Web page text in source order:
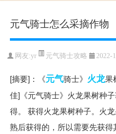
元气骑士怎么采摘作物
网友:yr 元气骑士攻略 2022-
[摘要]：《元气骑士》 火龙果
佳]《元气骑士》火龙果树种
得。 获得火龙果树种子。火
熟后获得的，所以需要先获